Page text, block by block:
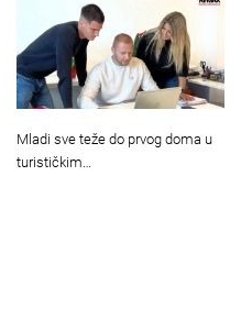
Mladi sve teže do prvog doma u
turističkim…